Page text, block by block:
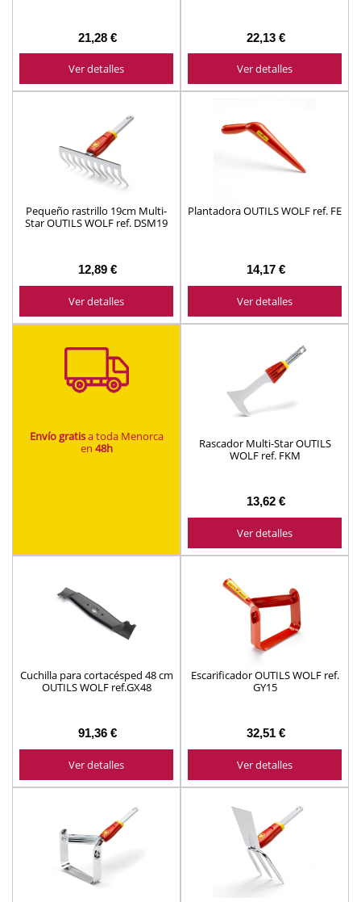
21,28 €
Ver detalles
22,13 €
Ver detalles
Pequeño rastrillo 19cm Multi-
Star OUTILS WOLF ref. DSM19
12,89 €
Ver detalles
Plantadora OUTILS WOLF ref. FE
14,17 €
Ver detalles
Envío gratisa toda Menorca
en 48h
Rascador Multi-Star OUTILS
WOLF ref. FKM
13,62 €
Ver detalles
Cuchilla para cortacésped 48 cm
OUTILS WOLF ref.GX48
91,36 €
Ver detalles
Escarificador OUTILS WOLF ref.
GY15
32,51 €
Ver detalles